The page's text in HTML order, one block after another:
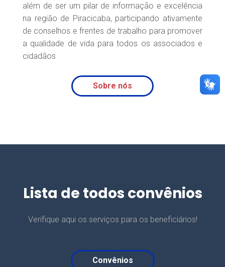
além de ser um pilar de informação e excelência
na região de Piracicaba, participando ativamente
de conselhos e frentes de trabalho para promover
a qualidade de vida para todos os associados e
cidadãos
Sobre nós
Lista de todos convênios
Verifique aqui os serviços para os beneficiários!
Convênios